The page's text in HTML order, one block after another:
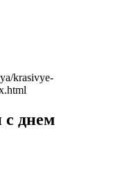
krasivye-
с днем